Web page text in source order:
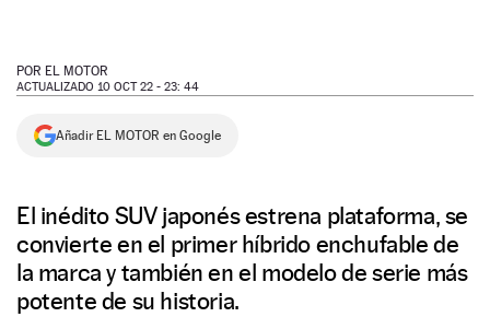
SÍGUENOS
POR EL MOTOR
ACTUALIZADO 10 OCT 22 - 23: 44
Añadir EL MOTOR en Google
El inédito SUV japonés estrena plataforma, se
convierte en el primer híbrido enchufable de
la marca y también en el modelo de serie más
potente de su historia.